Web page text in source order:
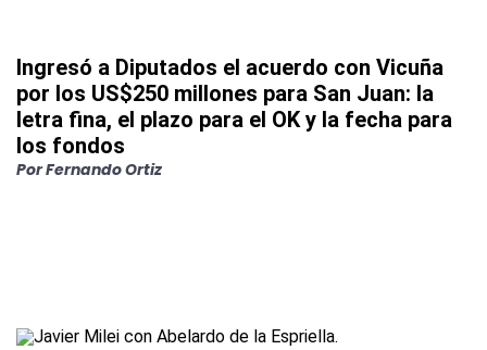
Ingresó a Diputados el acuerdo con Vicuña
por los US$250 millones para San Juan: la
letra fina, el plazo para el OK y la fecha para
los fondos
PorFernando Ortiz